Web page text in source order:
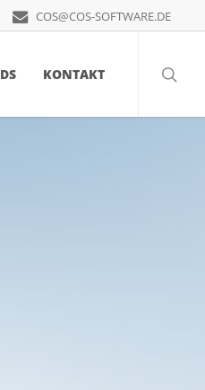
COS@COS-SOFTWARE.DE
KONTAKT
Menu